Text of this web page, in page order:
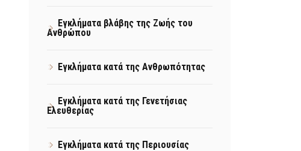
Εγκλήματα βλάβης της Ζωής του
Ανθρώπου
Εγκλήματα κατά της Ανθρωπότητας
Εγκλήματα κατά της Γενετήσιας
Ελευθερίας
Εγκλήματα κατά της Περιουσίας